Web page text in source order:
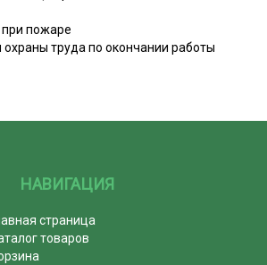
пожаре
охраны труда по окончании работы
НАВИГАЦИЯ
страница
товаров